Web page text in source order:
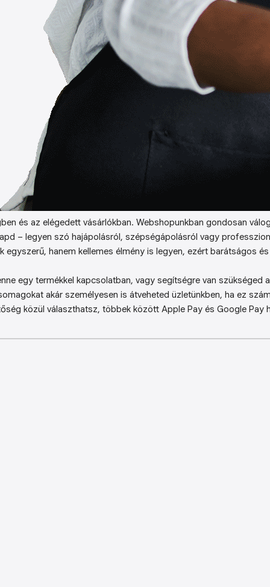
és az elégedett vásárlókban. Webshopunkban gondosan
– legyen szó hajápolásról, szépségápolásról vagy
egyszerű, hanem kellemes élmény is legyen, ezért barátságos
egy termékkel kapcsolatban, vagy segítségre van szükséged
akár személyesen is átveheted üzletünkben, ha ez
közül választhatsz, többek között Apple Pay és Google Pay